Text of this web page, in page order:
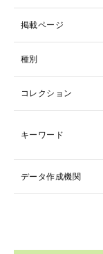
掲載ページ
種別
コレクション
キーワード
データ作成機関